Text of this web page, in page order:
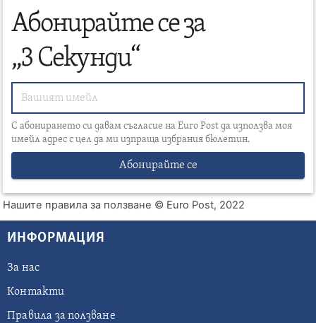
Абонирайте се за
„3 Секунди“
С абонирането си давам съгласие на Euro Post да използва моя
имейл адрес с цел да ми изпраща избрания бюлетин.
Абонирайте се
Нашите правила за ползване © Euro Post, 2022
ИНФОРМАЦИЯ
За нас
Контакти
Правила за ползване